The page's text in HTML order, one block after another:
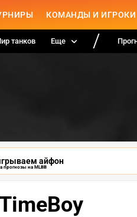
КОМАНДЫ И ИГРОКИ
танков Еще
айфон
прогнозы на MLBB